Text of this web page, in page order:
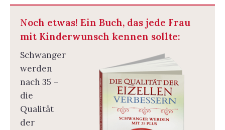
Noch etwas! Ein Buch, das jede Frau
mit Kinderwunsch kennen sollte:
Schwanger
werden
nach 35 –
die
Qualität
der